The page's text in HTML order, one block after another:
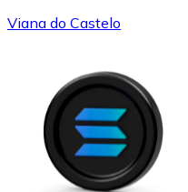
Viana do Castelo